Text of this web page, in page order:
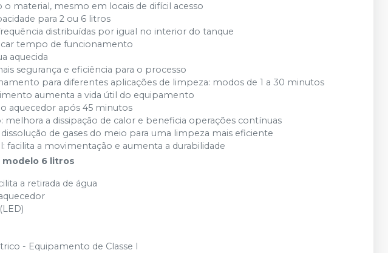
material, mesmo em locais de difícil acesso
para 2 ou 6 litros
distribuídas por igual no interior do tanque
tempo de funcionamento
aquecida
segurança e eficiência para o processo
para diferentes aplicações de limpeza: modos de 1 a 30 minutos
aumenta a vida útil do equipamento
aquecedor após 45 minutos
a dissipação de calor e beneficia operações contínuas
dissolução de gases do meio para uma limpeza mais eficiente
facilita a movimentação e aumenta a durabilidade
modelo 6 litros
a retirada de água
- Equipamento de Classe I